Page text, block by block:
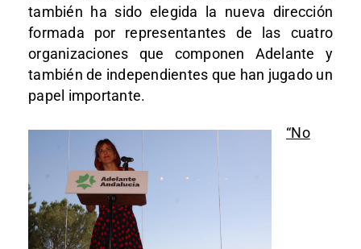
también ha sido elegida la nueva dirección
formada por representantes de las cuatro
organizaciones que componen Adelante y
también de independientes que han jugado un
papel importante.
“No